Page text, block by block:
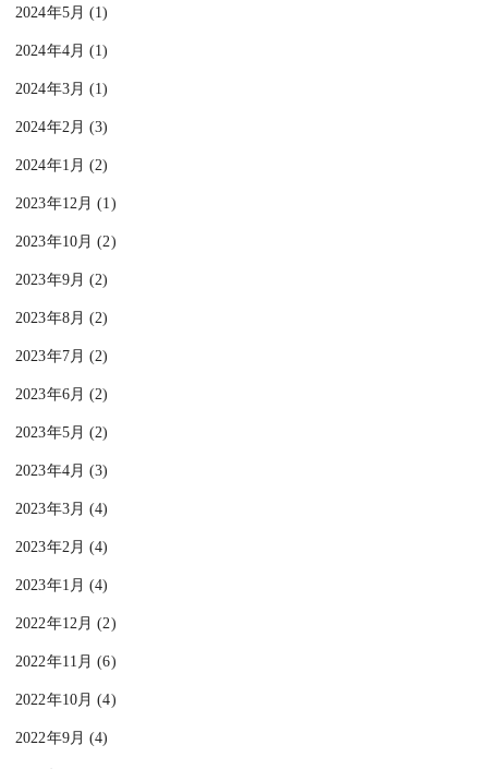
2024年5月 (1)
2024年4月 (1)
2024年3月 (1)
2024年2月 (3)
2024年1月 (2)
2023年12月 (1)
2023年10月 (2)
2023年9月 (2)
2023年8月 (2)
2023年7月 (2)
2023年6月 (2)
2023年5月 (2)
2023年4月 (3)
2023年3月 (4)
2023年2月 (4)
2023年1月 (4)
2022年12月 (2)
2022年11月 (6)
2022年10月 (4)
2022年9月 (4)